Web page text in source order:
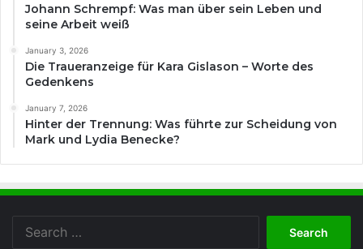
Johann Schrempf: Was man über sein Leben und
seine Arbeit weiß
January 3, 2026
Die Traueranzeige für Kara Gislason – Worte des
Gedenkens
January 7, 2026
Hinter der Trennung: Was führte zur Scheidung von
Mark und Lydia Benecke?